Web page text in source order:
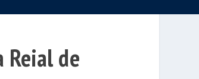
Reial de